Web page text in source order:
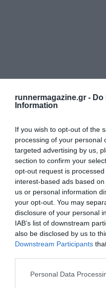
runnermagazine.gr -
Information
If you wish to opt-out of the
processing of your personal
targeted advertising by us,
section to confirm your
opt-out request is
interest-based ads based
us or personal information
your opt-out. You may
disclosure of your personal
IAB’s list of downstream
also be disclosed by us to
Downstream Participants
Personal Data